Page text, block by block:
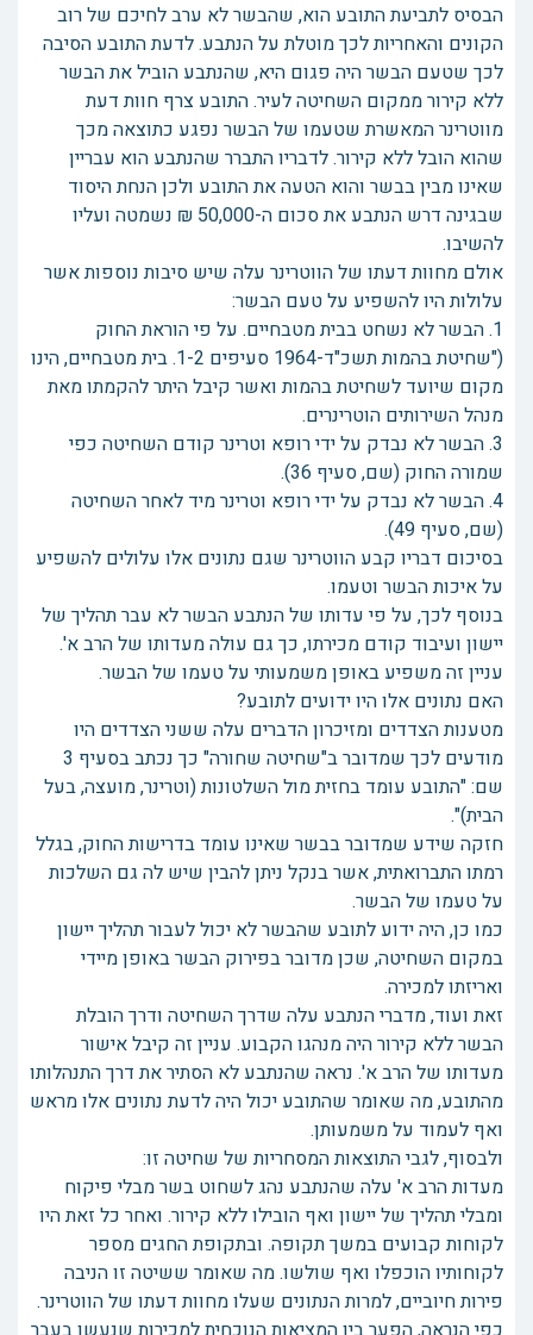
הבסיס לתביעת התובע הוא, שהבשר לא ערב לחיכם של רוב
הקונים והאחריות לכך מוטלת על הנתבע. לדעת התובע הסיבה
לכך שטעם הבשר היה פגום היא, שהנתבע הוביל את הבשר
ללא קירור ממקום השחיטה לעיר. התובע צרף חוות דעת
מווטרינר המאשרת שטעמו של הבשר נפגע כתוצאה מכך
שהוא הובל ללא קירור. לדבריו התברר שהנתבע הוא עבריין
שאינו מבין בבשר והוא הטעה את התובע ולכן הנחת היסוד
שבגינה דרש הנתבע את סכום ה-50,000 ₪ נשמטה ועליו
להשיבו.
אולם מחוות דעתו של הווטרינר עלה שיש סיבות נוספות אשר
עלולות היו להשפיע על טעם הבשר:
1. הבשר לא נשחט בבית מטבחיים. על פי הוראת החוק
("שחיטת בהמות תשכ"ד-1964 סעיפים 1-2. בית מטבחיים, הינו
מקום שיועד לשחיטת בהמות ואשר קיבל היתר להקמתו מאת
מנהל השירותים הוטרינרים.
3. הבשר לא נבדק על ידי רופא וטרינר קודם השחיטה כפי
שמורה החוק (שם, סעיף 36).
4. הבשר לא נבדק על ידי רופא וטרינר מיד לאחר השחיטה
(שם, סעיף 49).
בסיכום דבריו קבע הווטרינר שגם נתונים אלו עלולים להשפיע
על איכות הבשר וטעמו.
בנוסף לכך, על פי עדותו של הנתבע הבשר לא עבר תהליך של
יישון ועיבוד קודם מכירתו, כך גם עולה מעדותו של הרב א'.
עניין זה משפיע באופן משמעותי על טעמו של הבשר.
האם נתונים אלו היו ידועים לתובע?
מטענות הצדדים ומזיכרון הדברים עלה ששני הצדדים היו
מודעים לכך שמדובר ב"שחיטה שחורה" כך נכתב בסעיף 3
שם: "התובע עומד בחזית מול השלטונות (וטרינר, מועצה, בעל
הבית)".
חזקה שידע שמדובר בבשר שאינו עומד בדרישות החוק, בגלל
רמתו התברואתית, אשר בנקל ניתן להבין שיש לה גם השלכות
על טעמו של הבשר.
כמו כן, היה ידוע לתובע שהבשר לא יכול לעבור תהליך יישון
במקום השחיטה, שכן מדובר בפירוק הבשר באופן מיידי
ואריזתו למכירה.
זאת ועוד, מדברי הנתבע עלה שדרך השחיטה ודרך הובלת
הבשר ללא קירור היה מנהגו הקבוע. עניין זה קיבל אישור
מעדותו של הרב א'. נראה שהנתבע לא הסתיר את דרך התנהלותו
מהתובע, מה שאומר שהתובע יכול היה לדעת נתונים אלו מראש
ואף לעמוד על משמעותן.
ולבסוף, לגבי התוצאות המסחריות של שחיטה זו:
מעדות הרב א' עלה שהנתבע נהג לשחוט בשר מבלי פיקוח
ומבלי תהליך של יישון ואף הובילו ללא קירור. ואחר כל זאת היו
לקוחות קבועים במשך תקופה. ובתקופת החגים מספר
לקוחותיו הוכפלו ואף שולשו. מה שאומר ששיטה זו הניבה
פירות חיוביים, למרות הנתונים שעלו מחוות דעתו של הווטרינר.